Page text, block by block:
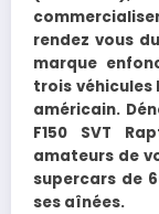
rendez vous
marque
trois véhicules
américain.
F150 SVT
amateurs de
supercars de
ses aînées.